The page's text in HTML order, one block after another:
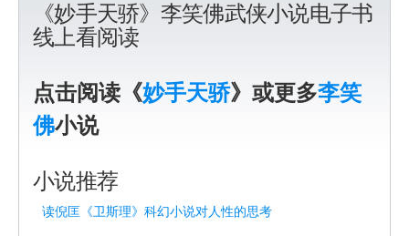
《妙手天骄》李笑佛武侠小说电子书
线上看阅读
点击阅读《妙手天骄》或更多李笑
佛小说
小说推荐
读倪匡《卫斯理》科幻小说对人性的思考